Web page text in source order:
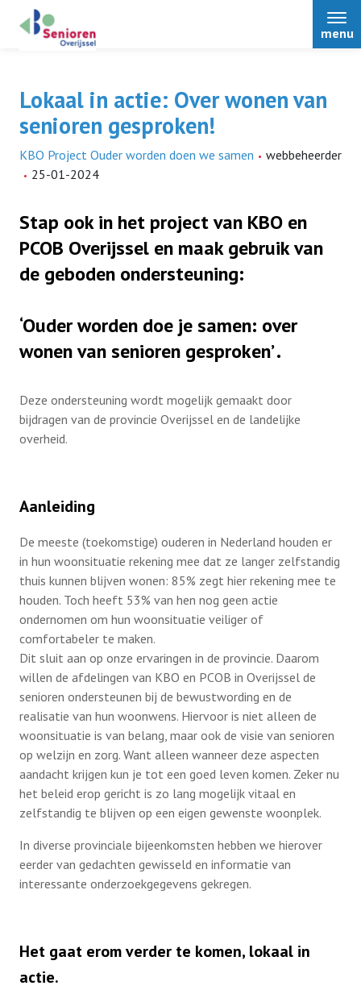
menu
Bestuur
Afdelingen
Over Senioren Overijssel
Voordelen
Belangenbehartiging
Nieuws
Alle nieuwsitems
ONS magazine
Contact
Lokaal in actie: Over wonen van
senioren gesproken!
KBO Project Ouder worden doen we samen
webbeheerder
25-01-2024
Stap ook in het project van KBO en
PCOB Overijssel en maak gebruik van
de geboden ondersteuning:
‘Ouder worden doe je samen: over
wonen van senioren gesproken’ .
Deze ondersteuning wordt mogelijk gemaakt door
bijdragen van de provincie Overijssel en de landelijke
overheid.
Aanleiding
De meeste (toekomstige) ouderen in Nederland houden er
in hun woonsituatie rekening mee dat ze langer zelfstandig
thuis kunnen blijven wonen: 85% zegt hier rekening mee te
houden. Toch heeft 53% van hen nog geen actie
ondernomen om hun woonsituatie veiliger of
comfortabeler te maken.
Dit sluit aan op onze ervaringen in de provincie. Daarom
willen de afdelingen van KBO en PCOB in Overijssel de
senioren ondersteunen bij de bewustwording en de
realisatie van hun woonwens. Hiervoor is niet alleen de
woonsituatie is van belang, maar ook de visie van senioren
op welzijn en zorg. Want alleen wanneer deze aspecten
aandacht krijgen kun je tot een goed leven komen. Zeker nu
het beleid erop gericht is zo lang mogelijk vitaal en
zelfstandig te blijven op een eigen gewenste woonplek.
In diverse provinciale bijeenkomsten hebben we hierover
eerder van gedachten gewisseld en informatie van
interessante onderzoekgegevens gekregen.
Het gaat erom verder te komen, lokaal in
actie.